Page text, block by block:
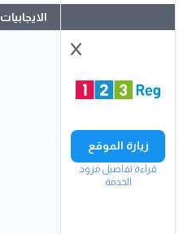
زيارة الموقع
قراءة تفاصيل مزود
الخدمة
الايجابيات